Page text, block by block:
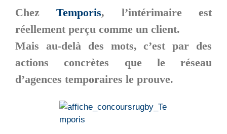
ChezTemporis, l’intérimaire est
réellement perçu comme un client.
Mais au-delà des mots, c’est par des
actions concrètes que le réseau
d’agences temporaires le prouve.